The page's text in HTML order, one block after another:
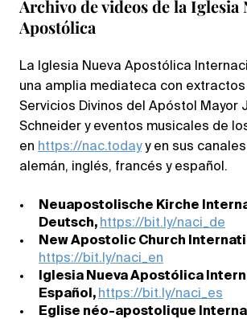
Archivo de videos de la Iglesia
Apostólica
La Iglesia Nueva Apostólica
una amplia mediateca con
Servicios Divinos del Apóstol Mayor
Schneider y eventos musicales de
en https://nac.todayy en sus canales
alemán, inglés, francés y español.
Neuapostolische Kirche
Deutsch, https://bit.ly/naci_de
New Apostolic Church
https://bit.ly/naci_en
Iglesia Nueva Apostólica
Español, https://bit.ly/naci_es
Eglise néo-apostolique